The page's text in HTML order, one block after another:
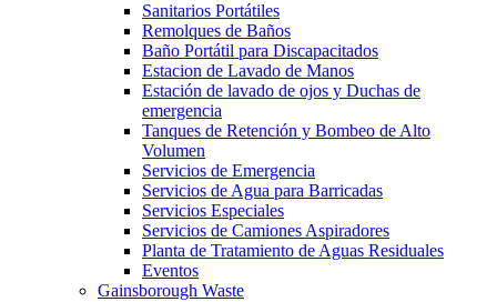
Sanitarios Portátiles
Remolques de Baños
Baño Portátil para Discapacitados
Estacion de Lavado de Manos
Estación de lavado de ojos y Duchas de
emergencia
Tanques de Retención y Bombeo de Alto
Volumen
Servicios de Emergencia
Servicios de Agua para Barricadas
Servicios Especiales
Servicios de Camiones Aspiradores
Planta de Tratamiento de Aguas Residuales
Eventos
Gainsborough Waste